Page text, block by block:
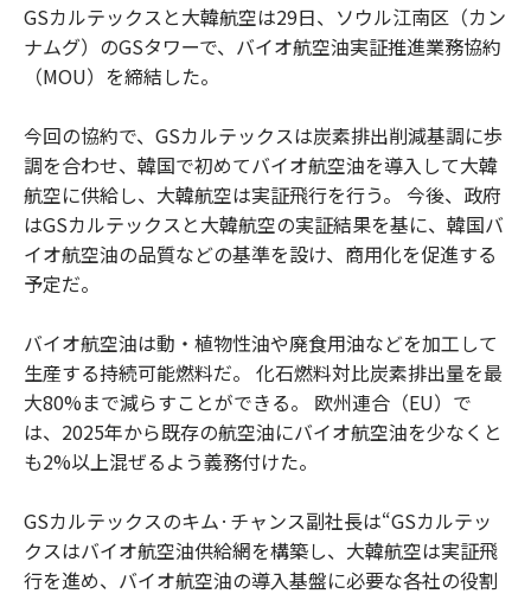
GSカルテックスと大韓航空は29日、ソウル江南区（カン
ナムグ）のGSタワーで、バイオ航空油実証推進業務協約
（MOU）を締結した。
今回の協約で、GSカルテックスは炭素排出削減基調に歩
調を合わせ、韓国で初めてバイオ航空油を導入して大韓
航空に供給し、大韓航空は実証飛行を行う。 今後、政府
はGSカルテックスと大韓航空の実証結果を基に、韓国バ
イオ航空油の品質などの基準を設け、商用化を促進する
予定だ。
バイオ航空油は動・植物性油や廃食用油などを加工して
生産する持続可能燃料だ。 化石燃料対比炭素排出量を最
大80%まで減らすことができる。 欧州連合（EU）で
は、2025年から既存の航空油にバイオ航空油を少なくと
も2%以上混ぜるよう義務付けた。
GSカルテックスのキム·チャンス副社長は“GSカルテッ
クスはバイオ航空油供給網を構築し、大韓航空は実証飛
行を進め、バイオ航空油の導入基盤に必要な各社の役割